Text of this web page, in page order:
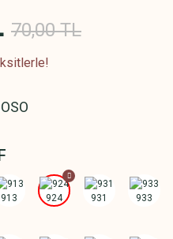
70,00 TL